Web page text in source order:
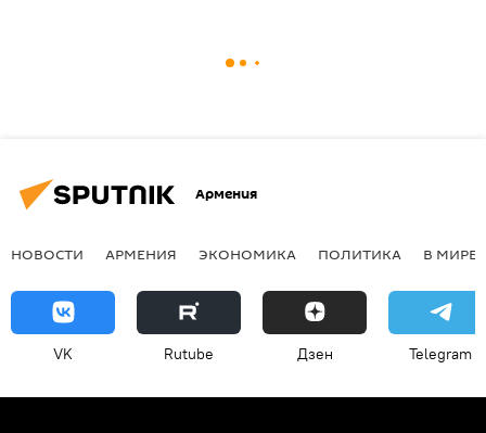
Армения
НОВОСТИ АРМЕНИЯ ЭКОНОМИКА ПОЛИТИКА В МИРЕ
VK Rutube Дзен Telegram